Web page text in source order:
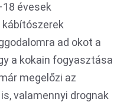
évesek
ad okot a
a kokain fogyasztása
megelőzi az
valamennyi drognak